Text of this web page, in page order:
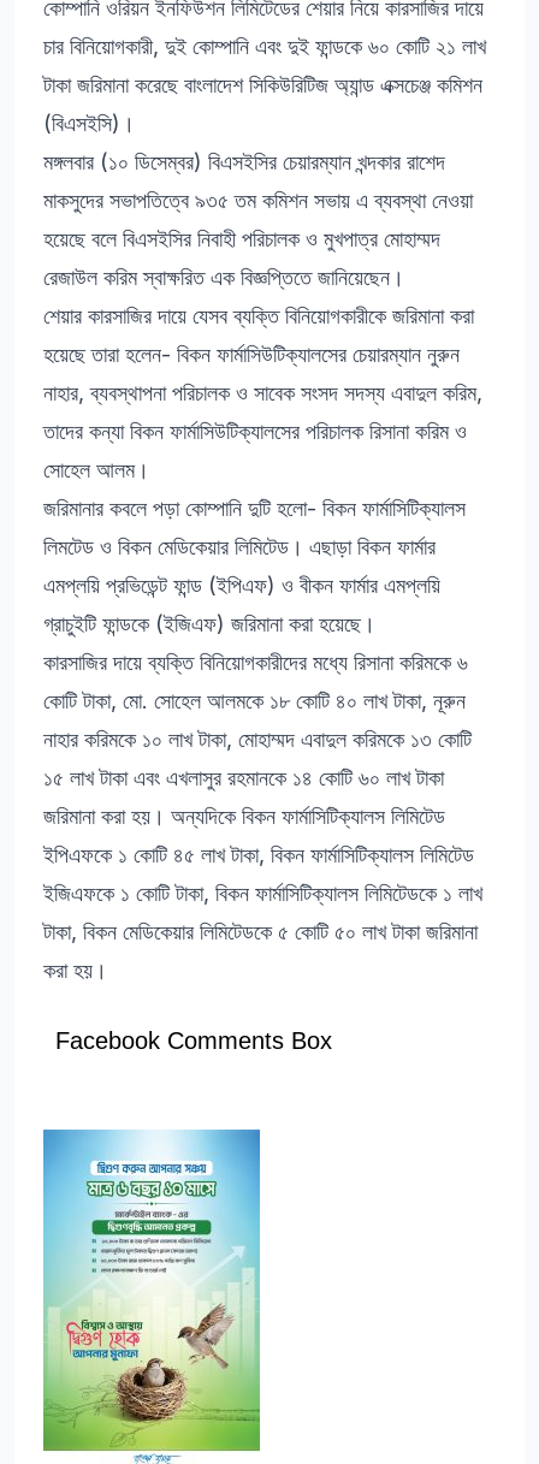
কোম্পানি ওরিয়ন ইনফিউশন লিমিটেডের শেয়ার নিয়ে কারসাজির দায়ে
চার বিনিয়োগকারী, দুই কোম্পানি এবং দুই ফান্ডকে ৬০ কোটি ২১ লাখ
টাকা জরিমানা করেছে বাংলাদেশ সিকিউরিটিজ অ্যান্ড এক্সচেঞ্জ কমিশন
(বিএসইসি)।
মঙ্গলবার (১০ ডিসেম্বর) বিএসইসির চেয়ারম্যান খন্দকার রাশেদ
মাকসুদের সভাপতিত্বে ৯৩৫ তম কমিশন সভায় এ ব্যবস্থা নেওয়া
হয়েছে বলে বিএসইসির নিবাহী পরিচালক ও মুখপাত্র মোহাম্মদ
রেজাউল করিম স্বাক্ষরিত এক বিজ্ঞপ্তিতে জানিয়েছেন।
শেয়ার কারসাজির দায়ে যেসব ব্যক্তি বিনিয়োগকারীকে জরিমানা করা
হয়েছে তারা হলেন- বিকন ফার্মাসিউটিক্যালসের চেয়ারম্যান নুরুন
নাহার, ব্যবস্থাপনা পরিচালক ও সাবেক সংসদ সদস্য এবাদুল করিম,
তাদের কন্যা বিকন ফার্মাসিউটিক্যালসের পরিচালক রিসানা করিম ও
সোহেল আলম।
জরিমানার কবলে পড়া কোম্পানি দুটি হলো- বিকন ফার্মাসিটিক্যালস
লিমটেড ও বিকন মেডিকেয়ার লিমিটেড। এছাড়া বিকন ফার্মার
এমপ্লয়ি প্রভিডেন্ট ফান্ড (ইপিএফ) ও বীকন ফার্মার এমপ্লয়ি
গ্রাচুইটি ফান্ডকে (ইজিএফ) জরিমানা করা হয়েছে।
কারসাজির দায়ে ব্যক্তি বিনিয়োগকারীদের মধ্যে রিসানা করিমকে ৬
কোটি টাকা, মো. সোহেল আলমকে ১৮ কোটি ৪০ লাখ টাকা, নূরুন
নাহার করিমকে ১০ লাখ টাকা, মোহাম্মদ এবাদুল করিমকে ১৩ কোটি
১৫ লাখ টাকা এবং এখলাসুর রহমানকে ১৪ কোটি ৬০ লাখ টাকা
জরিমানা করা হয়। অন্যদিকে বিকন ফার্মাসিটিক্যালস লিমিটেড
ইপিএফকে ১ কোটি ৪৫ লাখ টাকা, বিকন ফার্মাসিটিক্যালস লিমিটেড
ইজিএফকে ১ কোটি টাকা, বিকন ফার্মাসিটিক্যালস লিমিটেডকে ১ লাখ
টাকা, বিকন মেডিকেয়ার লিমিটেডকে ৫ কোটি ৫০ লাখ টাকা জরিমানা
করা হয়।
Facebook Comments Box